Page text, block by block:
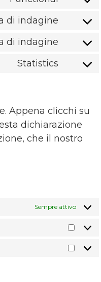
service
Consent
service
di indagine
Consent
service
di indagine
Consent
service
Statistics
Consent
Appena clicchi su
dichiarazione
che il nostro
Sempre attivo